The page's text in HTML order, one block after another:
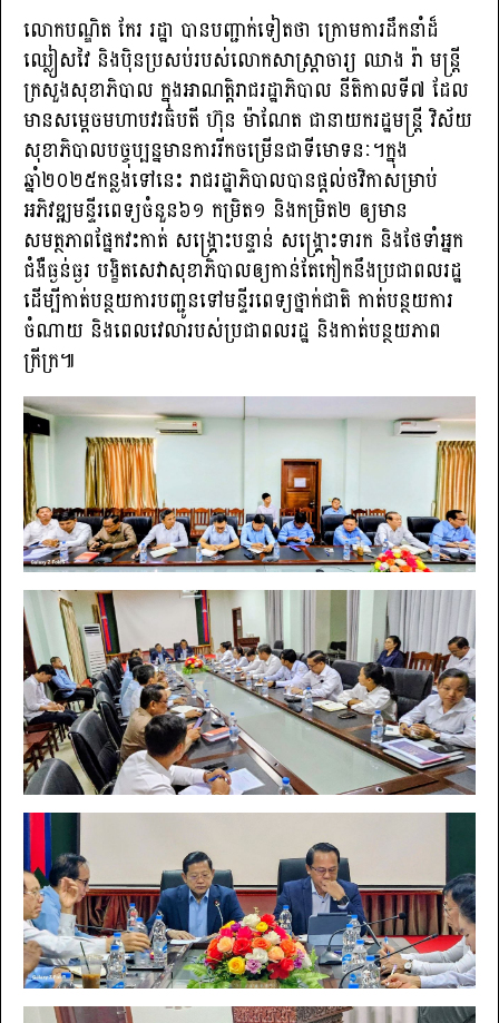
លោក​បណ្ឌិត​ កែរ​ រដ្ឋា​ បាន​បញ្ជាក់​ទៀត​ថា​ ក្រោម​ការ​ដឹកនាំ​ដ៏
ឈ្លៀសវៃ​ និង​ប៉ិនប្រសប់​របស់​លោក​សាស្ត្រាចារ្យ​ ឈាង​ រ៉ា​ មន្ត្រី
ក្រសួងសុខាភិបាល ក្នុ​ងអាណត្តិរាជរដ្ឋាភិបាល នីតិកាលទី៧ ដែល
មានសម្តេចមហាបវរធិបតី ហ៊ុន ម៉ាណែត ជានាយករដ្ឋមន្ត្រី​ វិស័យ​
សុខាភិបាល​បច្ចុប្បន្ន​មាន​ការ​រីកចម្រើន​ជា​ទី​មោទនៈ។​ក្នុង​
ឆ្នាំ២០២៥កន្លងទៅ​នេះ​ រាជរដ្ឋាភិបាល​បាន​ផ្តល់​ថវិកា​សម្រាប់​
អភិវឌ្ឍ​មន្ទីរពេទ្យ​ចំនួន​៦១​ កម្រិត​១​ និង​កម្រិត​២​ ឲ្យ​មាន​
សមត្ថភាព​ផ្នែក​វះកាត់​ សង្គ្រោះ​បន្ទាន់​ សង្រ្គោះ​ទារក​ និង​ថែទាំ​អ្នក​
ជំងឺ​ធ្ងន់​ធ្ងរ​ បង្ខិត​សេវា​សុខាភិបាល​ឲ្យ​កាន់​តែ​កៀក​នឹង​ប្រជាពលរដ្ឋ​
ដេីម្បី​កាត់​បន្ថយ​ការ​បញ្ជូន​ទៅមន្ទីរពេទ្យ​ថ្នាក់​ជាតិ​ កាត់​បន្ថយ​ការ​
ចំណាយ​ និង​ពេល​វេលា​របស់​ប្រជាពលរដ្ឋ​ និង​កាត់​បន្ថយ​ភាព​
ក្រីក្រ​​​៕